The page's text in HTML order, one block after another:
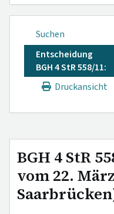
Suchen
Entscheidung
BGH 4 StR 558/11:
Druckansicht
BGH 4 StR
vom 22.